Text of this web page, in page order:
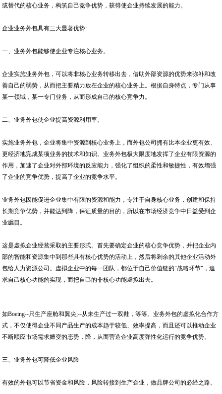
或替代的核心业务，构筑自己竞争优势，获得使企业持续发展的能力。
企业业务外包具有三大显著优势:
一、业务外包能够使企业专注核心业务。
企业实施业务外包，可以将非核心业务转移出去，借助外部资源的优势来弥补和改
善自己的弱势，从而把主要精力放在企业的核心业务上。根据自身特点，专门从事
某一领域，某一专门业务，从而形成自己的核心竞争力。
二、业务外包使企业提高资源利用率。
实施业务外包，企业将集中资源到核心业务上，而外包公司拥有比本企业更有效、
更经济地完成某项业务的技术和知识。业务外包极大限度地发挥了企业有限资源的
作用，加速了企业对外部环境的反应能力，强化了组织的柔性和敏捷性，有效增强
了企业的竞争优势，提高了企业的竞争水平。
业务外包因能促进企业集中有限的资源和能力，专注于自身核心业务，创建和保持
长期竞争优势，并能达到降，保证质量的目的，所以在市场经济竞争中日益受到企
业瞩目。
这是虚拟企业经营采取的主要形式。首先要确定企业的核心竞争优势，并把企业内
部的智能和资源集中到那些具有核心优势的活动上，然后将剩余的其他企业活动外
包给人力资源公司。虚拟企业中的每一团队，都位于自己价值链的"战略环节"，追
求自己核心功能的实现，而把自己的非核心功能虚拟出去。
如Boeing--只生产座舱和翼尖;--从未生产过一双鞋，等等。业务外包的虚拟化合作方
式，不仅使得企业不同产品生产的成本趋于较低、效率提高，而且还可以推动企业
不断顺应市场需求嬗变的态势，降，从而营造企业高度弹性化运行的竞争优势。
三、业务外包可降低企业风险
有效的外包可以节省资金和风险，风险转接到生产企业，做品牌公司的必经之路。